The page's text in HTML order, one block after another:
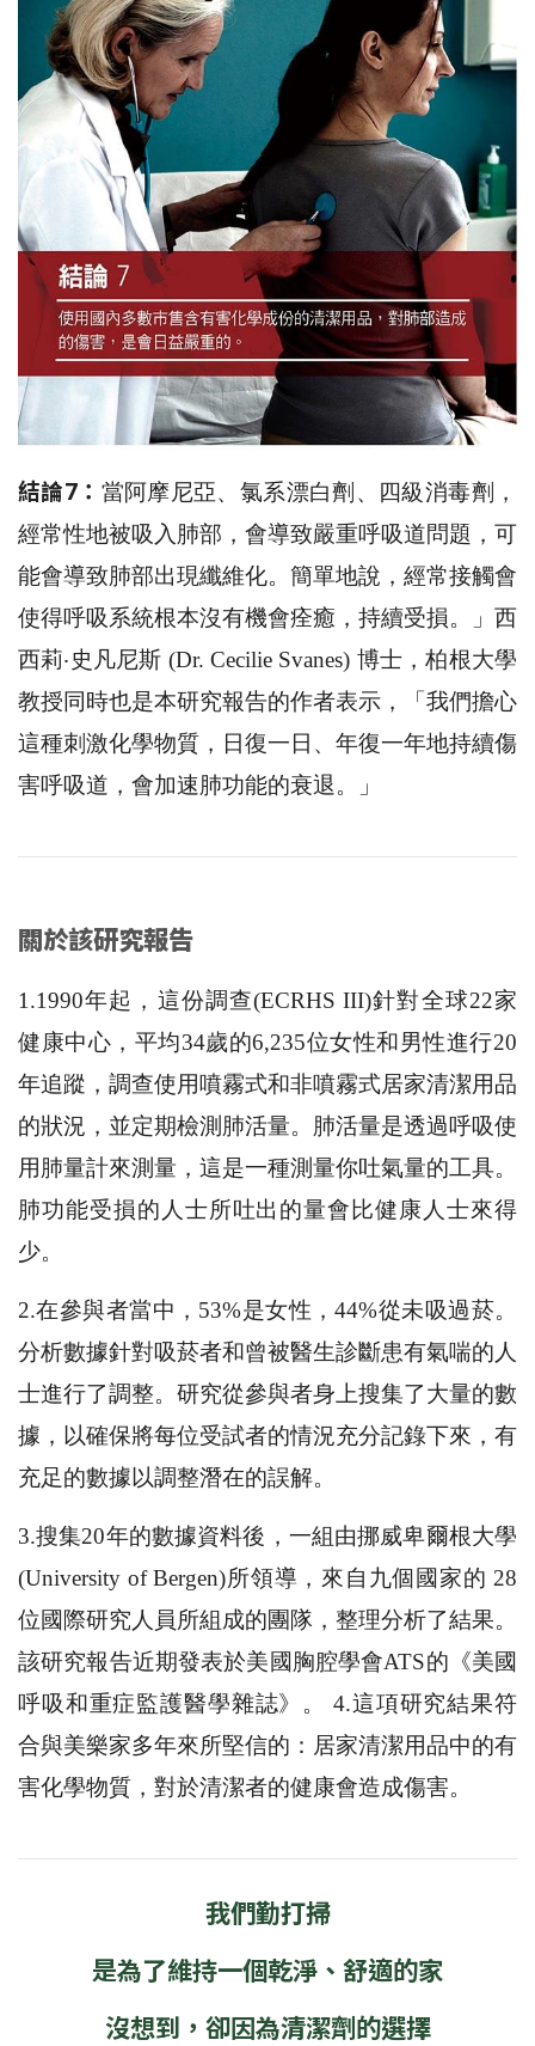
結論7： 當阿摩尼亞、氯系漂白劑、四級消毒劑，
經常性地被吸入肺部，會導致嚴重呼吸道問題，可
能會導致肺部出現纖維化。簡單地說，經常接觸會
使得呼吸系統根本沒有機會痊癒，持續受損。」西
西莉‧史凡尼斯 (Dr. Cecilie Svanes) 博士，柏根大學
教授同時也是本研究報告的作者表示，「我們擔心
這種刺激化學物質，日復一日、年復一年地持續傷
害呼吸道，會加速肺功能的衰退。」
關於該研究報告
1.1990年起，這份調查(ECRHS III)針對全球22家
健康中心，平均34歲的6,235位女性和男性進行20
年追蹤，調查使用噴霧式和非噴霧式居家清潔用品
的狀況，並定期檢測肺活量。肺活量是透過呼吸使
用肺量計來測量，這是一種測量你吐氣量的工具。
肺功能受損的人士所吐出的量會比健康人士來得
少。
2.在參與者當中，53%是女性，44%從未吸過菸。
分析數據針對吸菸者和曾被醫生診斷患有氣喘的人
士進行了調整。研究從參與者身上搜集了大量的數
據，以確保將每位受試者的情況充分記錄下來，有
充足的數據以調整潛在的誤解。
3.搜集20年的數據資料後，一組由挪威卑爾根大學
(University of Bergen)所領導，來自九個國家的 28
位國際研究人員所組成的團隊，整理分析了結果。
該研究報告近期發表於美國胸腔學會ATS的《美國
呼吸和重症監護醫學雜誌》。 4.這項研究結果符
合與美樂家多年來所堅信的：居家清潔用品中的有
害化學物質，對於清潔者的健康會造成傷害。
我們勤打掃
是為了維持一個乾淨、舒適的家
沒想到，卻因為清潔劑的選擇